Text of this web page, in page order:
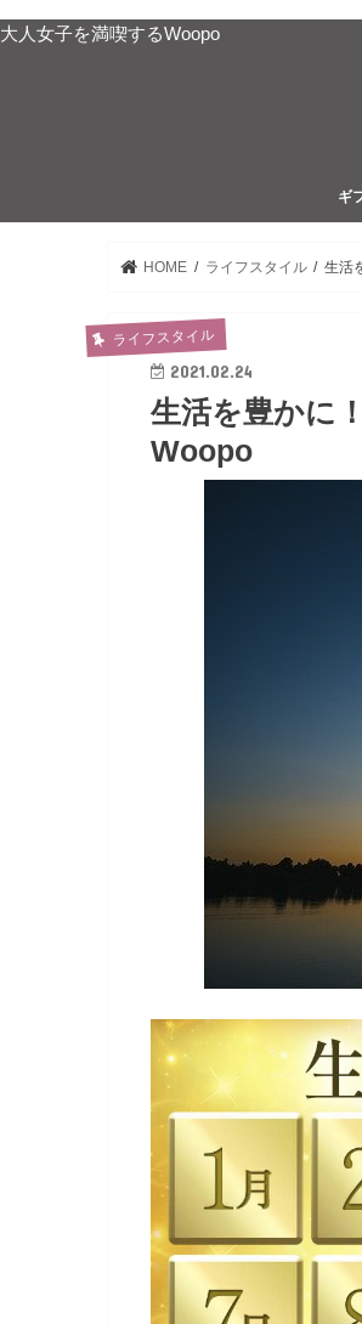
大人女子を満喫するWoopo
ギ
HOME ライフスタイル 生活
ライフスタイル
2021.02.24
生活を豊かに
Woopo